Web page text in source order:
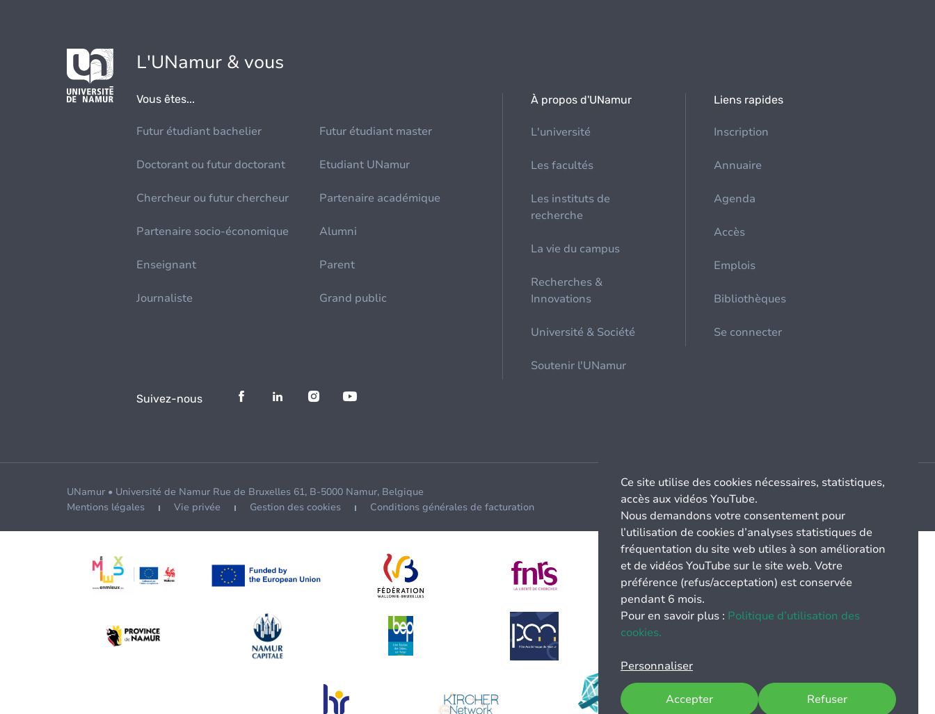
L'UNamur & vous
Vous êtes...
Futur étudiant bachelier Futur étudiant master
Doctorant ou futur doctorant Etudiant UNamur
Chercheur ou futur chercheur Partenaire académique
Partenaire socio-économique Alumni
Enseignant Parent
Journaliste Grand public
À propos d'UNamur
L'université
Les facultés
Les instituts de
recherche
La vie du campus
Recherches &
Innovations
Université & Société
Soutenir l'UNamur
Liens rapides
Inscription
Annuaire
Agenda
Accès
Emplois
Bibliothèques
Se connecter
Suivez-nous
UNamur • Université de Namur Rue de Bruxelles 61, B-5000 Namur, Belgique
Mentions légales
Vie privée Gestion des cookies Conditions générales de facturation
Ce site utilise des cookies nécessaires, statistiques,
accès aux vidéos YouTube.
Nous demandons votre consentement pour
l’utilisation de cookies d’analyses statistiques de
fréquentation du site web utiles à son amélioration
et de vidéos YouTube sur le site web. Votre
préférence (refus/acceptation) est conservée
pendant 6 mois.
Pour en savoir plus : Politique d’utilisation des
cookies.
Personnaliser
Refuser
Accepter